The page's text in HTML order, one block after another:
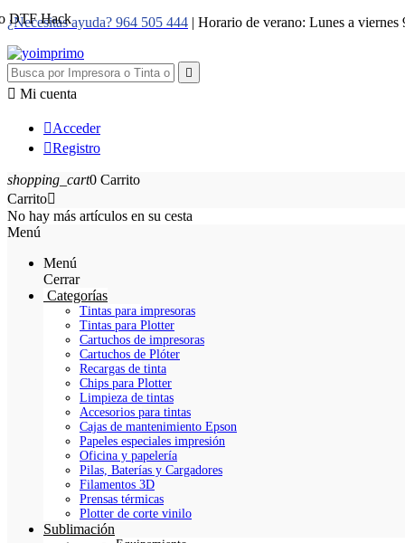
¿Necesitas ayuda? 964 505 444 | Horario de verano: Lunes a viernes

 Mi cuenta
Acceder
Registro
shopping_cart0 Carrito
Carrito
No hay más artículos en su cesta
Menú
Menú
Cerrar
Categorías
Tintas para impresoras
Tintas para Plotter
Cartuchos de impresoras
Cartuchos de Plóter
Recargas de tinta
Chips para Plotter
Limpieza de tintas
Accesorios para tintas
Cajas de mantenimiento Epson
Papeles especiales impresión
Oficina y papelería
Pilas, Baterías y Cargadores
Filamentos 3D
Prensas térmicas
Plotter de corte vinilo
Sublimación